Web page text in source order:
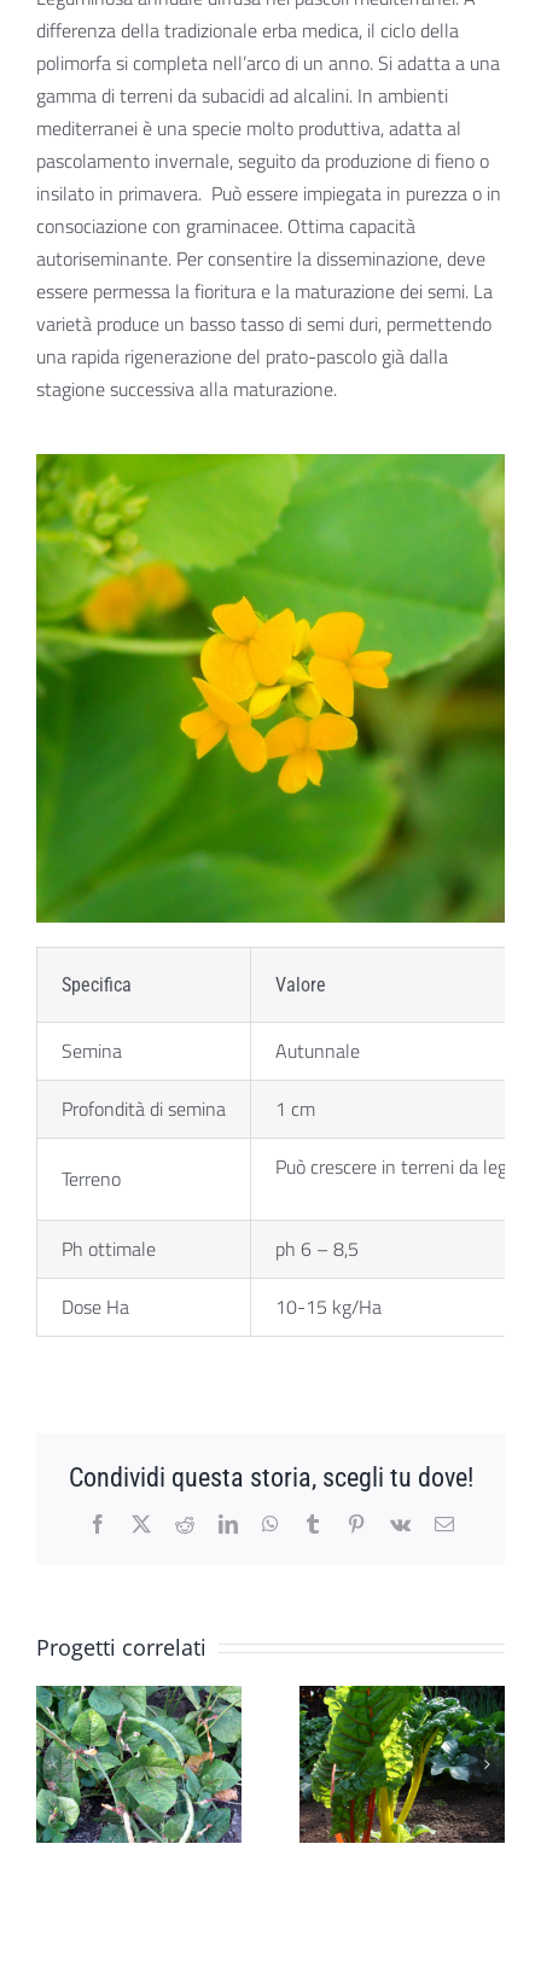
differenza della tradizionale erba medica, il ciclo della
polimorfa si completa nell’arco di un anno. Si adatta a una
gamma di terreni da subacidi ad alcalini. In ambienti
mediterranei è una specie molto produttiva, adatta al
pascolamento invernale, seguito da produzione di fieno o
insilato in primavera. Può essere impiegata in purezza o in
consociazione con graminacee. Ottima capacità
autoriseminante. Per consentire la disseminazione, deve
essere permessa la fioritura e la maturazione dei semi. La
varietà produce un basso tasso di semi duri, permettendo
una rapida rigenerazione del prato-pascolo già dalla
stagione successiva alla maturazione.
Specifica Valore
Semina
Autunnale
Profondità di semina
1 cm
Terreno Può crescere in terreni da
Ph ottimale
ph 6 – 8,5
Dose Ha
10-15 kg/Ha
Condividi questa storia, scegli tu dove!
Facebook
X RedditLinkedInWhatsApp
TumblrPinterest
Vk Email
Progetti correlati
Barbabietola
da foraggio
Miglio